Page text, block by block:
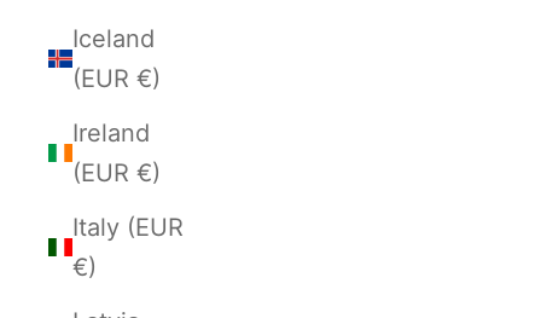
Iceland
(EUR €)
Ireland
(EUR €)
Italy (EUR
€)